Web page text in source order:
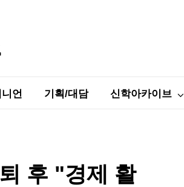
언 기획/대담 신학아카이브
후 "경제 활